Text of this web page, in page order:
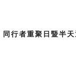
同行者重聚日暨半